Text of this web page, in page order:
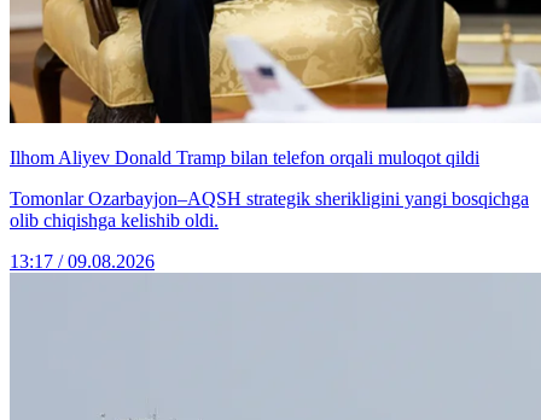
Ilhom Aliyev Donald Tramp bilan telefon orqali muloqot qildi
Tomonlar Ozarbayjon–AQSH strategik sherikligini yangi bosqichga
olib chiqishga kelishib oldi.
13:17 / 09.08.2026